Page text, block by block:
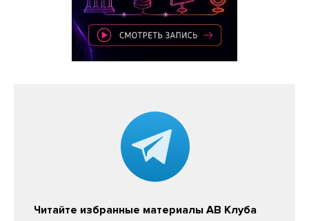
Читайте избранные материалы АВ Клуба